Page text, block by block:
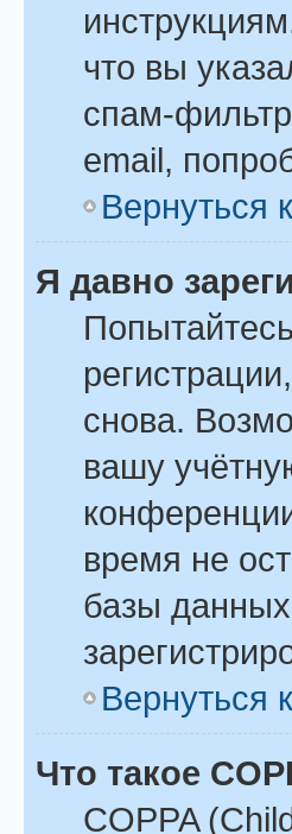
что вы
спам-
email,
Вернуться
Я давно
снова.
вашу
время не
базы
Вернуться
Что такое
COPPA